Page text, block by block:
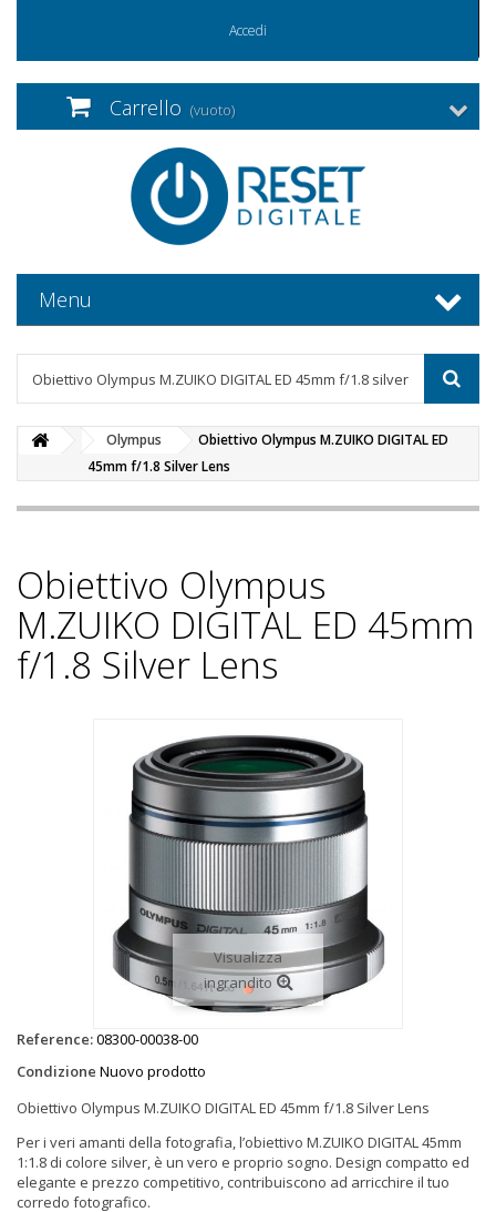
Accedi
Carrello (vuoto)
Menu
Olympus
Obiettivo Olympus M.ZUIKO DIGITAL ED
45mm f/1.8 Silver Lens
Obiettivo Olympus
M.ZUIKO DIGITAL ED 45mm
f/1.8 Silver Lens
Visualizza
ingrandito
Reference:08300-00038-00
Condizione Nuovo prodotto
Obiettivo Olympus M.ZUIKO DIGITAL ED 45mm f/1.8 Silver Lens
Per i veri amanti della fotografia, l’obiettivo M.ZUIKO DIGITAL 45mm
1:1.8 di colore silver, è un vero e proprio sogno. Design compatto ed
elegante e prezzo competitivo, contribuiscono ad arricchire il tuo
corredo fotografico.